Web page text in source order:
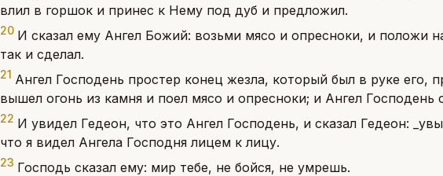
влил в горшок и принес к Нему под дуб и предложил.
20 И сказал ему Ангел Божий: возьми мясо и опресноки, и положи
так и сделал.
21 Ангел Господень простер конец жезла, который был в руке его,
вышел огонь из камня и поел мясо и опресноки; и Ангел Господень
22 И увидел Гедеон, что это Ангел Господень, и сказал Гедеон:
что я видел Ангела Господня лицем к лицу.
23 Господь сказал ему: мир тебе, не бойся, не умрешь.